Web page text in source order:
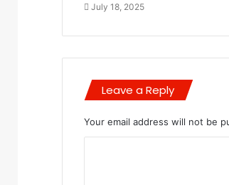
July 18, 2025
Leave a Reply
Your email address will not be